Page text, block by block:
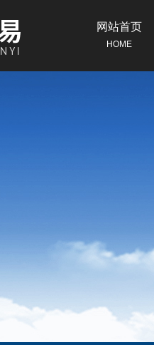
网站首页
HOME